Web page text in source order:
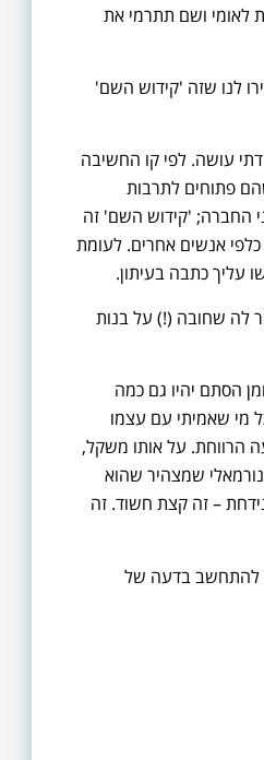
לאומי ושם תתרמי את
לנו שזה 'קידוש השם'
עושה. לפי קו החשיבה
פתוחים לתרבות
החברה; 'קידוש השם' זה
אנשים אחרים. לעומת
עליך כתבה בעיתון.
שחובה (!) על בנות
הסתם יהיו גם כמה
מי שאמיתי עם עצמו
הרווחת. על אותו משקל,
שמצהיר שהוא
– זה קצת חשוד. זה
להתחשב בדעה של